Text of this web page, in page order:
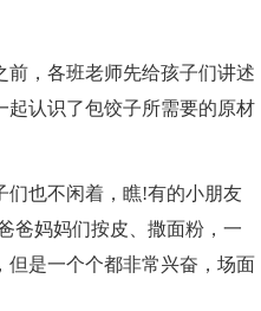
，各班老师先给孩子们讲述
起认识了包饺子所需要的原材
们也不闲着，瞧!有的小朋友
爸妈妈们按皮、撒面粉，一
但是一个个都非常兴奋，场面